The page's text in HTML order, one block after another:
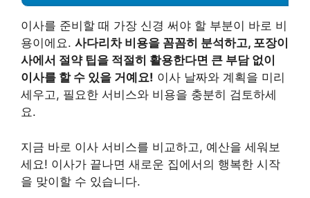
이사를 준비할 때 가장 신경 써야 할 부분이 바로 비
용이에요. 사다리차 비용을 꼼꼼히 분석하고, 포장이
사에서 절약 팁을 적절히 활용한다면 큰 부담 없이
이사를 할 수 있을 거예요! 이사 날짜와 계획을 미리
세우고, 필요한 서비스와 비용을 충분히 검토하세
요.
지금 바로 이사 서비스를 비교하고, 예산을 세워보
세요! 이사가 끝나면 새로운 집에서의 행복한 시작
을 맞이할 수 있습니다.